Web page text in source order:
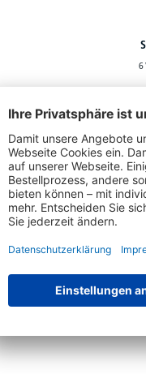
6
18 mm starke
quadratische Füße aus